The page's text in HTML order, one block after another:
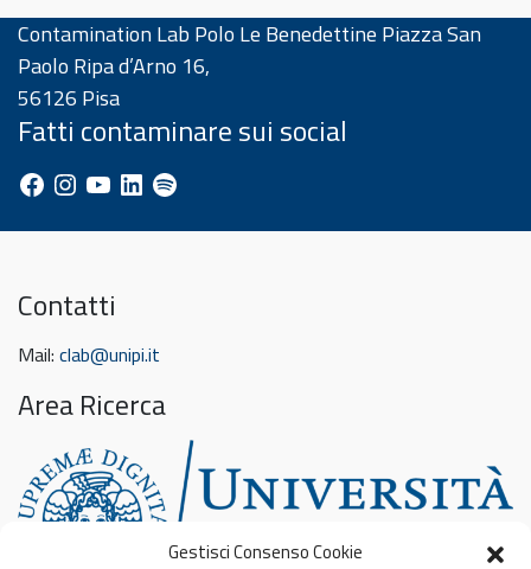
Gestisci Consenso Cookie
Contamination Lab Polo Le Benedettine Piazza San
Paolo Ripa d’Arno 16,
56126 Pisa
Fatti contaminare sui social
Facebook
Instagram
YouTube
LinkedInSpotify
Contatti
Mail: clab@unipi.it
Area Ricerca